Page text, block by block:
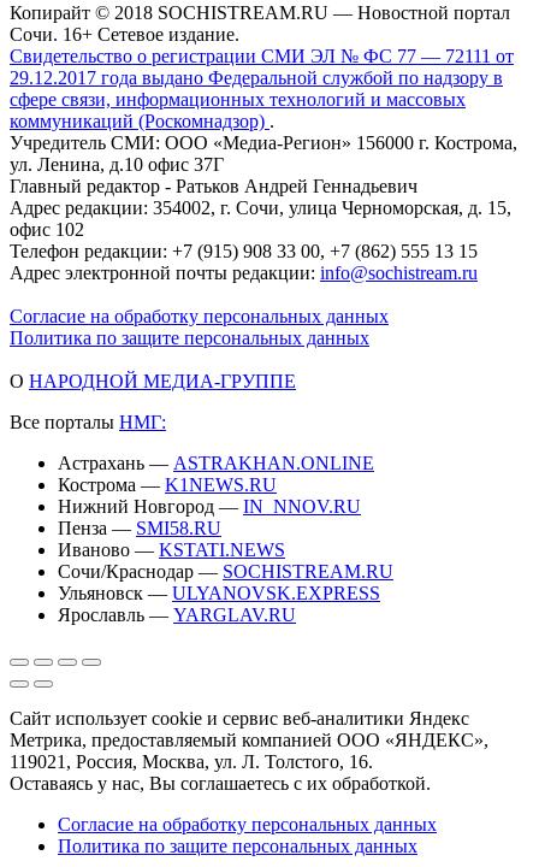
Копирайт © 2018 SOCHISTREAM.RU — Новостной портал
Сочи. 16+ Сетевое издание.
Свидетельство о регистрации СМИ ЭЛ № ФС 77 — 72111 от
29.12.2017 года выдано Федеральной службой по надзору в
сфере связи, информационных технологий и массовых
коммуникаций (Роскомнадзор) .
Учредитель СМИ: ООО «Медиа-Регион» 156000 г. Кострома,
ул. Ленина, д.10 офис 37Г
Главный редактор - Ратьков Андрей Геннадьевич
Адрес редакции: 354002, г. Сочи, улица Черноморская, д. 15,
офис 102
Телефон редакции: +7 (915) 908 33 00, +7 (862) 555 13 15
Адрес электронной почты редакции: info@sochistream.ru
Согласие на обработку персональных данных
Политика по защите персональных данных
О НАРОДНОЙ МЕДИА-ГРУППЕ
Все порталы НМГ:
Астрахань — ASTRAKHAN.ONLINE
Кострома — K1NEWS.RU
Нижний Новгород — IN_NNOV.RU
Пенза — SMI58.RU
Иваново — KSTATI.NEWS
Сочи/Краснодар — SOCHISTREAM.RU
Ульяновск — ULYANOVSK.EXPRESS
Ярославль — YARGLAV.RU
Сайт использует cookie и сервис веб-аналитики Яндекс
Метрика, предоставляемый компанией ООО «ЯНДЕКС»,
119021, Россия, Москва, ул. Л. Толстого, 16.
Оставаясь у нас, Вы соглашаетесь с их обработкой.
Согласие на обработку персональных данных
Политика по защите персональных данных